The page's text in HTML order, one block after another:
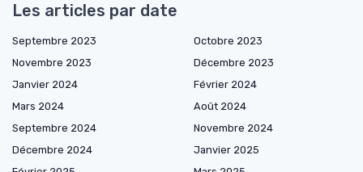
Les articles par date
Septembre 2023
Octobre 2023
Novembre 2023
Décembre 2023
Janvier 2024
Février 2024
Mars 2024
Août 2024
Septembre 2024
Novembre 2024
Décembre 2024
Janvier 2025